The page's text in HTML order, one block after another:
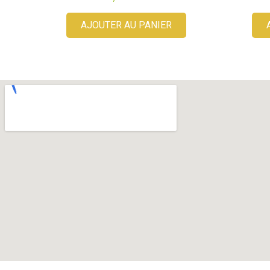
AJOUTER AU PANIER